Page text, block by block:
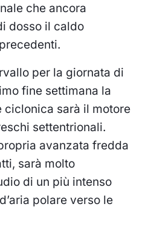
che ancora
dosso il caldo
per la giornata di
fine settimana la
sarà il motore
settentrionali.
avanzata fredda
sarà molto
di un più intenso
polare verso le